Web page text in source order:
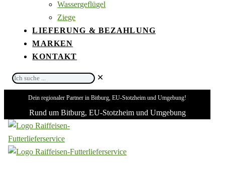
Wassergeflügel
Ziege
LIEFERUNG & BEZAHLUNG
MARKEN
KONTAKT
Ich
suche
✕
Dein regionaler Partner in Bitburg, EU-Stotzheim und Umgebung!
Rund um Bitburg, EU-Stotzheim und Umgebung